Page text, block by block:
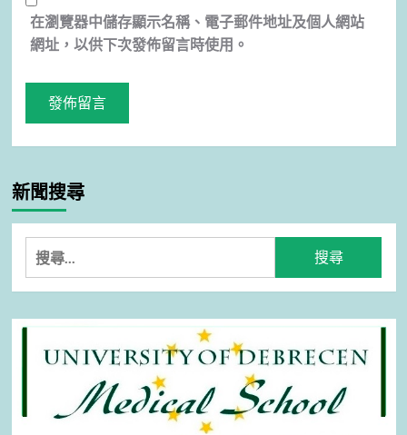
在瀏覽器中儲存顯示名稱、電子郵件地址及個人網站
網址，以供下次發佈留言時使用。
新聞搜尋
搜
尋
關
鍵